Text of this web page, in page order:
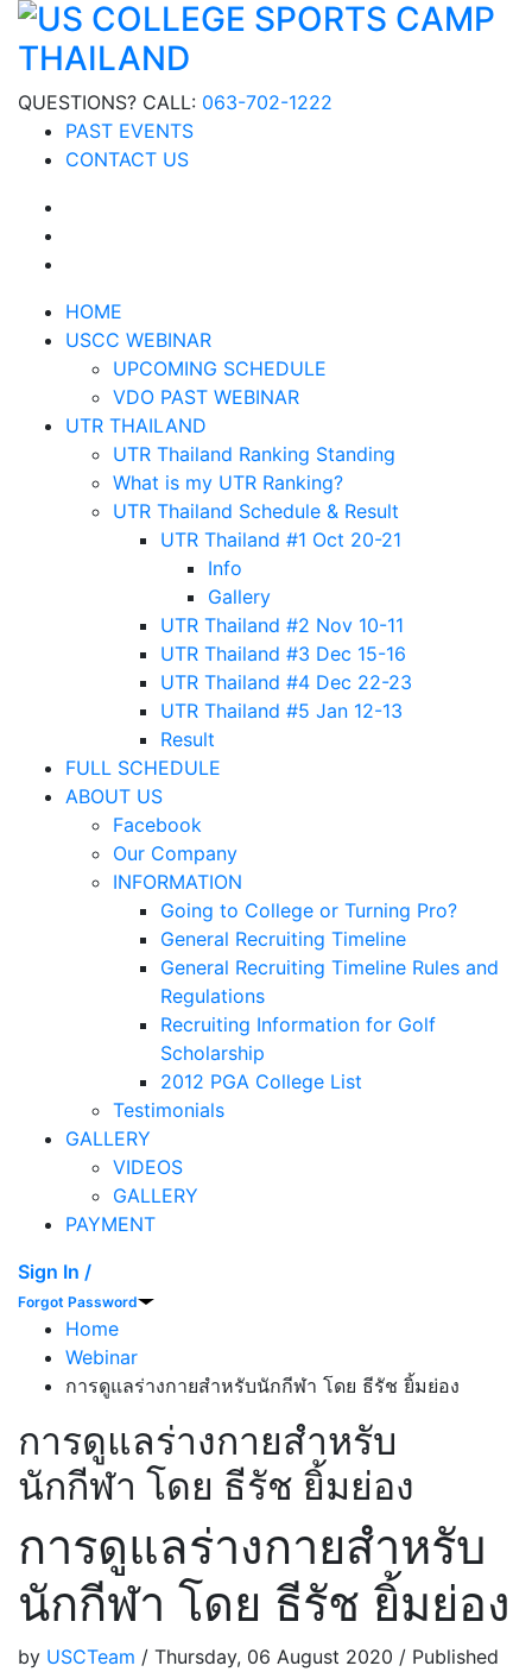
QUESTIONS? CALL: 063-702-1222
PAST EVENTS
CONTACT US
HOME
USCC WEBINAR
UPCOMING SCHEDULE
VDO PAST WEBINAR
UTR THAILAND
UTR Thailand Ranking Standing
What is my UTR Ranking?
UTR Thailand Schedule & Result
UTR Thailand #1 Oct 20-21
Info
Gallery
UTR Thailand #2 Nov 10-11
UTR Thailand #3 Dec 15-16
UTR Thailand #4 Dec 22-23
UTR Thailand #5 Jan 12-13
Result
FULL SCHEDULE
ABOUT US
Facebook
Our Company
INFORMATION
Going to College or Turning Pro?
General Recruiting Timeline
General Recruiting Timeline Rules and
Regulations
Recruiting Information for Golf
Scholarship
2012 PGA College List
Testimonials
GALLERY
VIDEOS
GALLERY
PAYMENT
Sign In /
Forgot Password
Home
Webinar
การดูแลร่างกายสำหรับนักกีฬา โดย​ ธีรัช ยิ้มย่อง
การดูแลร่างกายสำหรับ
นักกีฬา โดย​ ธีรัช ยิ้มย่อง
การดูแลร่างกายสำหรับ
นักกีฬา โดย​ ธีรัช ยิ้มย่อง
by USCTeam / Thursday, 06 August 2020 / Published